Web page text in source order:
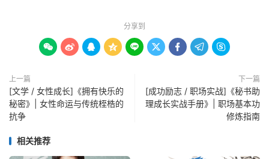
分享到
        
上一篇
[文学 / 女性成长]《拥有快乐的
秘密》| 女性命运与传统桎梏的
抗争
下一篇
[成功励志 / 职场实战]《秘书助
理成长实战手册》| 职场基本功
修炼指南
相关推荐